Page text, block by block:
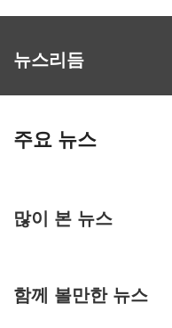
뉴스리듬
주요 뉴스
많이 본 뉴스
함께 볼만한 뉴스